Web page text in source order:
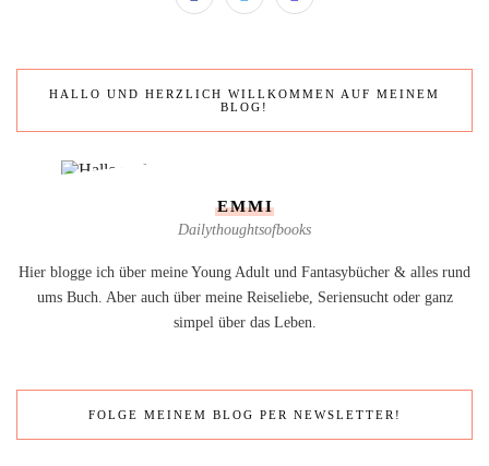
HALLO UND HERZLICH WILLKOMMEN AUF MEINEM
BLOG!
EMMI
Dailythoughtsofbooks
Hier blogge ich über meine Young Adult und Fantasybücher & alles rund
ums Buch. Aber auch über meine Reiseliebe, Seriensucht oder ganz
simpel über das Leben.
FOLGE MEINEM BLOG PER NEWSLETTER!